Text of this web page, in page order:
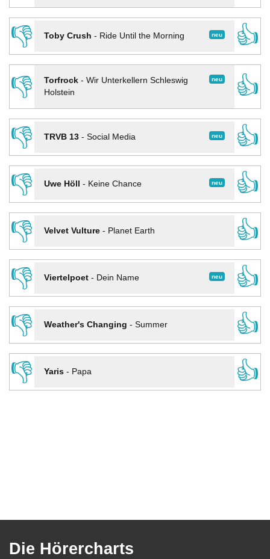
👎
neu
Toby Crush - Ride Until the Morning
👍
👎
neu
Torfrock- Wir Unterkellern Schleswig
Holstein
👍
👎
neu
TRVB 13- Social Media
👍
👎
neu
Uwe Höll - Keine Chance
👍
👎
Velvet Vulture- Planet Earth
👍
👎
neu
Viertelpoet- Dein Name
👍
👎
Weather's Changing - Summer
👍
👎
Yaris- Papa 👍
Die Hörercharts